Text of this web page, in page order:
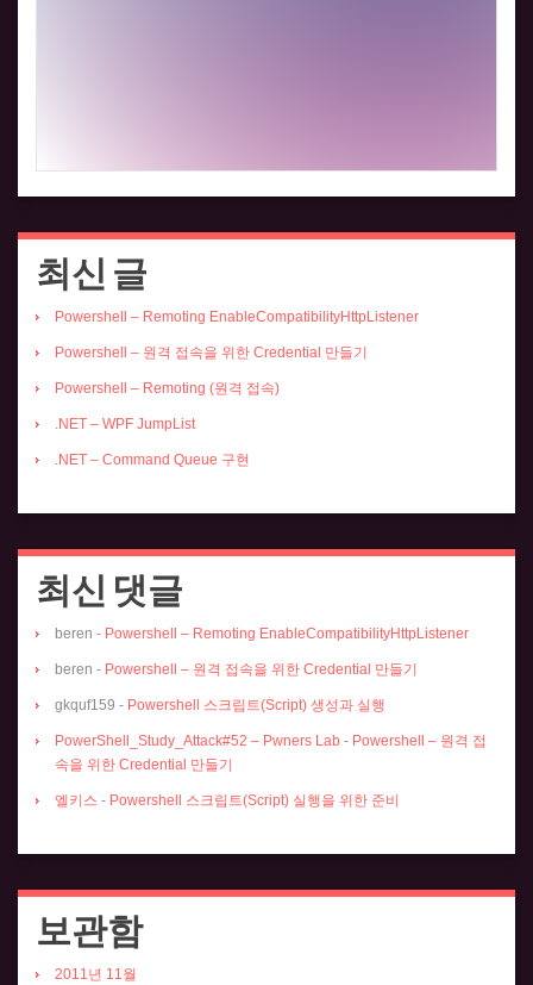
최신 글
Powershell – Remoting EnableCompatibilityHttpListener
Powershell – 원격 접속을 위한 Credential 만들기
Powershell – Remoting (원격 접속)
.NET – WPF JumpList
.NET – Command Queue 구현
최신 댓글
beren - Powershell – Remoting EnableCompatibilityHttpListener
beren - Powershell – 원격 접속을 위한 Credential 만들기
gkquf159 - Powershell 스크립트(Script) 생성과 실행
PowerShell_Study_Attack#52 – Pwners Lab - Powershell – 원격 접
속을 위한 Credential 만들기
엘키스 - Powershell 스크립트(Script) 실행을 위한 준비
보관함
2011년 11월